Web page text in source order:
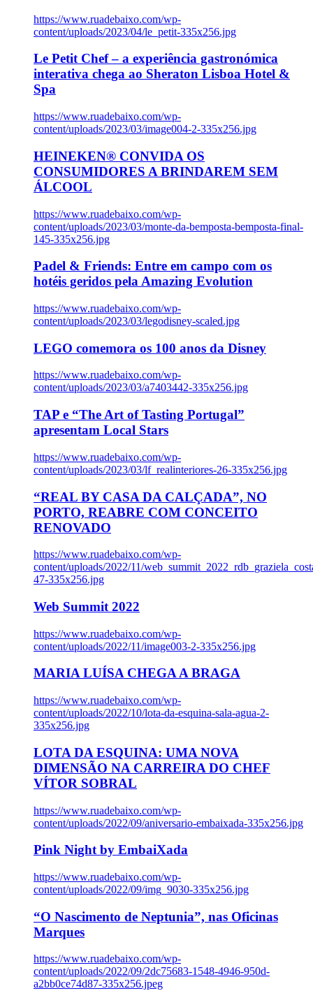
https://www.ruadebaixo.com/wp-
content/uploads/2023/04/le_petit-335x256.jpg
Le Petit Chef – a experiência gastronómica
interativa chega ao Sheraton Lisboa Hotel &
Spa
https://www.ruadebaixo.com/wp-
content/uploads/2023/03/image004-2-335x256.jpg
HEINEKEN® CONVIDA OS
CONSUMIDORES A BRINDAREM SEM
ÁLCOOL
https://www.ruadebaixo.com/wp-
content/uploads/2023/03/monte-da-bemposta-bemposta-final-
145-335x256.jpg
Padel & Friends: Entre em campo com os
hotéis geridos pela Amazing Evolution
https://www.ruadebaixo.com/wp-
content/uploads/2023/03/legodisney-scaled.jpg
LEGO comemora os 100 anos da Disney
https://www.ruadebaixo.com/wp-
content/uploads/2023/03/a7403442-335x256.jpg
TAP e “The Art of Tasting Portugal”
apresentam Local Stars
https://www.ruadebaixo.com/wp-
content/uploads/2023/03/lf_realinteriores-26-335x256.jpg
“REAL BY CASA DA CALÇADA”, NO
PORTO, REABRE COM CONCEITO
RENOVADO
https://www.ruadebaixo.com/wp-
content/uploads/2022/11/
47-335x256.jpg
Web Summit 2022
https://www.ruadebaixo.com/wp-
content/uploads/2022/11/image003-2-335x256.jpg
MARIA LUÍSA CHEGA A BRAGA
https://www.ruadebaixo.com/wp-
content/uploads/2022/10/lota-da-esquina-sala-agua-2-
335x256.jpg
LOTA DA ESQUINA: UMA NOVA
DIMENSÃO NA CARREIRA DO CHEF
VÍTOR SOBRAL
https://www.ruadebaixo.com/wp-
content/uploads/2022/09/aniversario-embaixada-335x256.jpg
Pink Night by EmbaiXada
https://www.ruadebaixo.com/wp-
content/uploads/2022/09/img_9030-335x256.jpg
“O Nascimento de Neptunia”, nas Oficinas
Marques
https://www.ruadebaixo.com/wp-
content/uploads/2022/09/2dc75683-1548-4946-950d-
a2bb0ce74d87-335x256.jpeg